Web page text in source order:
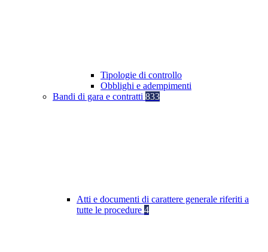
Tipologie di controllo
Obblighi e adempimenti
Bandi di gara e contratti 833
Atti e documenti di carattere generale riferiti a
tutte le procedure 4